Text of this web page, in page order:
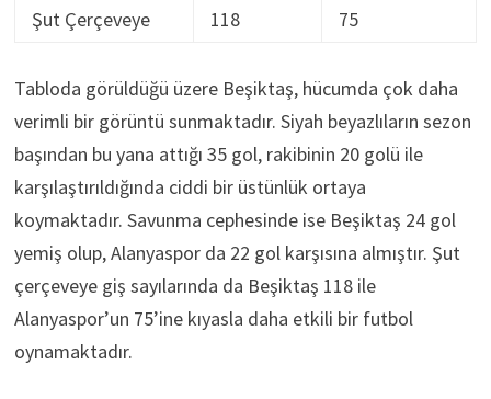
Şut Çerçeveye
118 75
Tabloda görüldüğü üzere Beşiktaş, hücumda çok daha
verimli bir görüntü sunmaktadır. Siyah beyazlıların sezon
başından bu yana attığı 35 gol, rakibinin 20 golü ile
karşılaştırıldığında ciddi bir üstünlük ortaya
koymaktadır. Savunma cephesinde ise Beşiktaş 24 gol
yemiş olup, Alanyaspor da 22 gol karşısına almıştır. Şut
çerçeveye giş sayılarında da Beşiktaş 118 ile
Alanyaspor’un 75’ine kıyasla daha etkili bir futbol
oynamaktadır.